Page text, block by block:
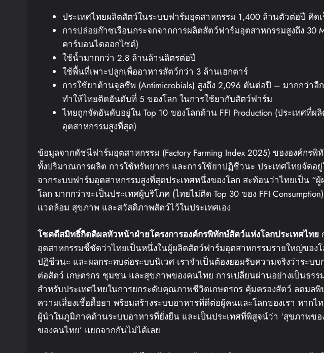
ประเทศไทยผลิตสัตว์ในระบบฟาร์มอุตสาหกรรม 1,400 ล้านตัวต่อปี คิด
การปล่อยก๊าซเรือนกระจกจากการผลิตสัตว์ฟาร์มอุตสาหกรรมสูงถึง 30
คาร์บอนไดออกไซด์)
ใช้น้ำมากกว่า 2.8 ล้านล้านลิตรต่อปี
ใช้พื้นที่เพาะปลูกเพื่ออาหารสัตว์กว่า 3 ล้านเฮกตาร์
การใช้ยาต้านจุลชีพ (Antimicrobials) สูงถึง 2,096 ตันต่อปี – มากกว่า
ทำให้ไทยติดอันดับที่ 5 ของโลก ในการใช้ยากับสัตว์ฟาร์ม
ไทยถูกจัดอันดับอยู่ใน Top 10 ของโลกด้าน FFI Production (ประเทศที่
อุตสาหกรรมสูงที่สุด)
ข้อมูลจากดัชนีฟาร์มอุตสาหกรรม (Factory Farming Index 2025) ขององค์กร
ทั้งปริมาณการผลิต การใช้ทรัพยากร และการใช้ยาปฏิชีวนะ ประเทศไทยจัดอ
จากระบบฟาร์มอุตสาหกรรมสูงที่สุดประเทศหนึ่งของโลก สะท้อนว่าไทยเป็น “
โลก มากกว่าจะเป็นประเทศผู้บริโภค (ไทยไม่ติด Top 30 ของ FFI
แวดล้อม สุขภาพ และสวัสดิภาพสัตว์ไว้ในประเทศเอง
โชคดีสมิทธิ์กิตติผลหัวหน้าฝ่ายโครงการองค์กรพิทักษ์สัตว์แห่งโลกประเทศไทย
อุตสาหกรรมชี้ชัดว่าไทยเป็นหนึ่งในผู้ผลิตสัตว์ฟาร์มอุตสาหกรรมรายใหญ่ของ
ปฏิชีวนะ และผลกระทบต่อระบบนิเวศ เราจำเป็นต้องยอมรับความจริงว่าระบ
ต่อสัตว์ เกษตรกร ชุมชน และสุขภาพของคนไทย การเปลี่ยนผ่านอย่างเป็นธรรม
สำหรับประเทศไทยในการยกระดับคุณภาพชีวิตเกษตรกร คุ้มครองสัตว์ ลดมล
ความเสี่ยงเชื้อดื้อยา พร้อมสร้างระบบอาหารที่ดีต่อผู้คนและโลกของเรา หากไ
ผู้นำในภูมิภาคด้านระบบอาหารที่ยั่งยืน และเป็นประเทศที่พิสูจน์ว่า ‘สุขภาพข
ของคนไทย’ แยกจากกันไม่ได้เลย